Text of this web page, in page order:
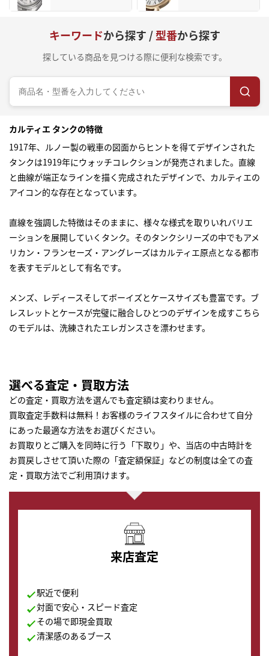
キーワードから探す /型番から探す
探している商品を見つける際に便利な検索です。
カルティエ タンクの特徴
1917年、ルノー製の戦車の図面からヒントを得てデザインされた
タンクは1919年にウォッチコレクションが発売されました。直線
と曲線が端正なラインを描く完成されたデザインで、カルティエの
アイコン的な存在となっています。
直線を強調した特徴はそのままに、様々な様式を取りいれバリエ
ーションを展開していくタンク。そのタンクシリーズの中でもアメ
リカン・フランセーズ・アングレーズはカルティエ原点となる都市
を表すモデルとして有名です。
メンズ、レディースそしてボーイズとケースサイズも豊富です。ブ
レスレットとケースが完璧に融合しひとつのデザインを成すこちら
のモデルは、洗練されたエレガンスさを漂わせます。
選べる査定・買取方法
どの査定・買取方法を選んでも査定額は変わりません。
買取査定手数料は無料！お客様のライフスタイルに合わせて自分
にあった最適な方法をお選びください。
お買取りとご購入を同時に行う「下取り」や、当店の中古時計を
お買戻しさせて頂いた際の「査定額保証」などの制度は全ての査
定・買取方法でご利用頂けます。
来店査定
駅近で便利
対面で安心・スピード査定
その場で即現金買取
清潔感のあるブース